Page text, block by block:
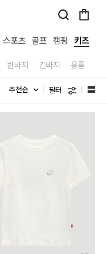
스포츠 골프 캠핑 키즈
반바지 긴바지 용품
필터